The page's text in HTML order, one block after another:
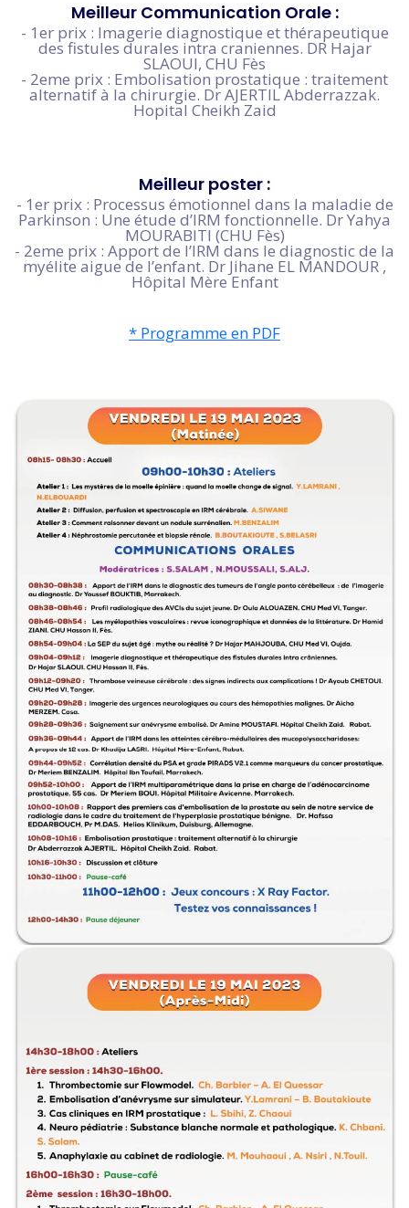
Meilleur Communication Orale :
- 1er prix : Imagerie diagnostique et thérapeutique
des fistules durales intra craniennes. DR Hajar
SLAOUI, CHU Fès
- 2eme prix : Embolisation prostatique : traitement
alternatif à la chirurgie. Dr AJERTIL Abderrazzak.
Hopital Cheikh Zaid
Meilleur poster :
- 1er prix : Processus émotionnel dans la maladie de
Parkinson : Une étude d’IRM fonctionnelle. Dr Yahya
MOURABITI (CHU Fès)
- 2eme prix : Apport de l’IRM dans le diagnostic de la
myélite aigue de l’enfant. Dr Jihane EL MANDOUR ,
Hôpital Mère Enfant
* Programme en PDF